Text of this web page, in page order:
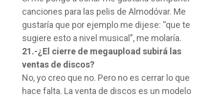
canciones para las pelis de Almodóvar. Me
gustaría que por ejemplo me dijese: “que te
sugiere esto a nivel musical”, me molaría.
21.-¿El cierre de megaupload subirá las
ventas de discos?
No, yo creo que no. Pero no es cerrar lo que
hace falta. La venta de discos es un modelo